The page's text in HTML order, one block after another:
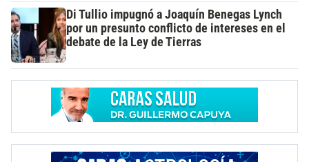
Di Tullio impugnó a Joaquín Benegas Lynch
por un presunto conflicto de intereses en el
debate de la Ley de Tierras